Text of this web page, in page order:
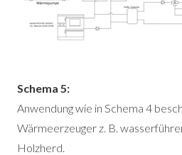
Schema 5:
Anwendung wie in Schema 4
Wärmeerzeuger z. B.
Holzherd.